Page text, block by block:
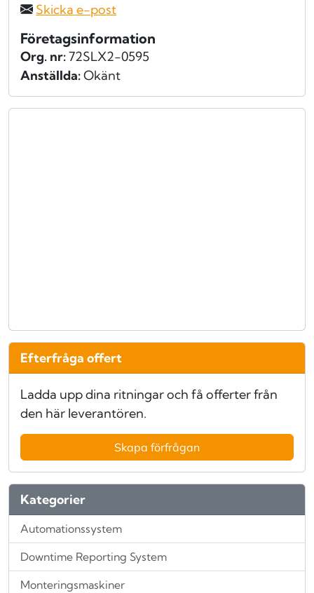
Skicka e-post
Företagsinformation
Org. nr:72SLX2-0595
Anställda:Okänt
Efterfråga offert
Ladda upp dina ritningar och få offerter från
den här leverantören.
Skapa förfrågan
Kategorier
Automationssystem
Downtime Reporting System
Monteringsmaskiner